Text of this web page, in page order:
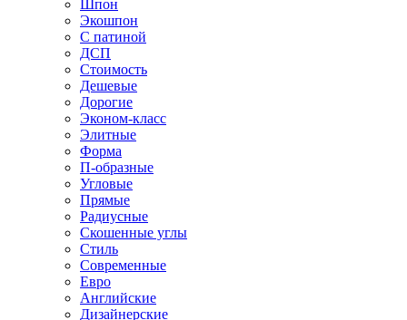
Шпон
Экошпон
С патиной
ДСП
Стоимость
Дешевые
Дорогие
Эконом-класс
Элитные
Форма
П-образные
Угловые
Прямые
Радиусные
Скошенные углы
Стиль
Современные
Евро
Английские
Дизайнерские